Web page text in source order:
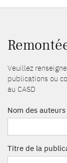
Veuillez
publications ou
au CASD
Nom des
Titre de la